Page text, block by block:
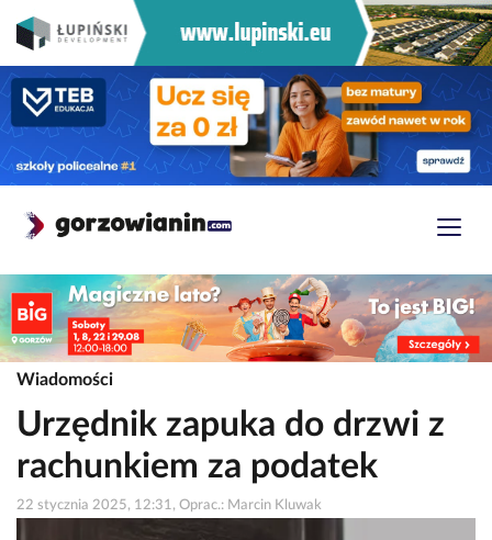
Wiadomości
Urzędnik zapuka do drzwi z
rachunkiem za podatek
22 stycznia 2025, 12:31, Oprac.: Marcin Kluwak